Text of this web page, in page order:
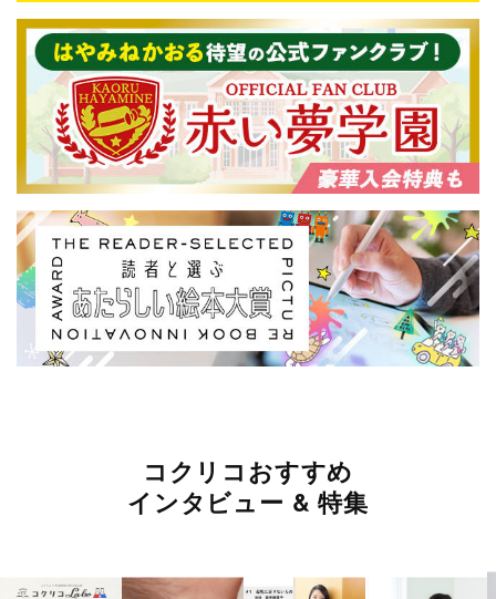
コクリコおすすめ
インタビュー & 特集